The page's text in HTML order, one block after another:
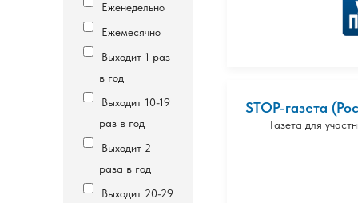
Еженедельно
Ежемесячно
Выходит 1 раз
в год
Выходит 10-19
раз в год
Выходит 2
раза в год
Выходит 20-29
STOP-газета
Газета для